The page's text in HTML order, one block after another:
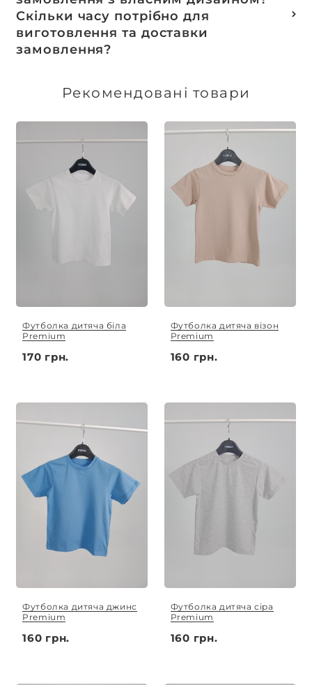
DTF – друк
Машинна вишивка
Так, ми спеціалізуємося на розробці колекцій
та мерчу під ключ, цей процес включає підбір
тканин, розробку лекал, дизай та
завершується пошиттям готового виробу.
Скільки часу потрібно для
виготовлення та доставки
замовлення?
виготовлення індивідуальних замовлень
Рекомендовані товари
Футболка дитяча біла
Premium
170 грн.
Футболка дитяча візон
Premium
160 грн.
Футболка дитяча джинс
Premium
160 грн.
Футболка дитяча сіра
Premium
160 грн.